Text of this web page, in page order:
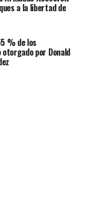
a la libertad de
% de los
por Donald